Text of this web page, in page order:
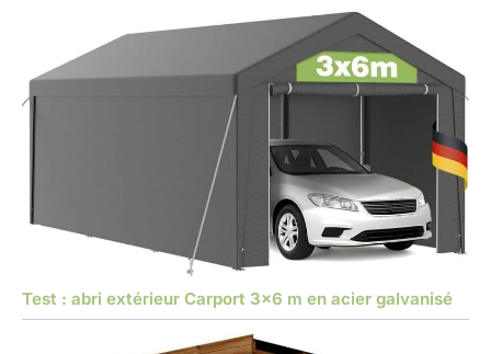
Test : abri extérieur Carport 3×6 m en acier galvanisé